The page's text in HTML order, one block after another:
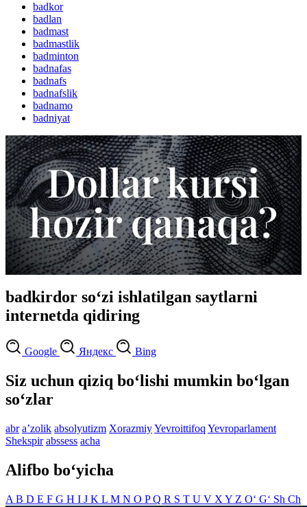
badkor
badlan
badmast
badmastlik
badminton
badnafas
badnafs
badnafslik
badnamo
badniyat
badkirdor so‘zi ishlatilgan saytlarni
internetda qidiring
Google Яндекс Bing
Siz uchun qiziq bo‘lishi mumkin bo‘lgan
so‘zlar
abr aʼzolik absolyutizm XorazmiyYevroittifoq Yevroparlament
Shekspir abssess acha
Alifbo bo‘yicha
A B D E F G H I J K L M N O PQ R S T U V X Y Z O‘ G‘ Sh Ch